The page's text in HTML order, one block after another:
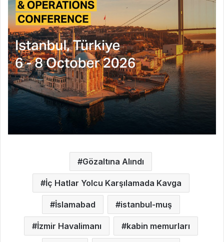
Gözaltına Alındı
İç Hatlar Yolcu Karşılamada Kavga
İslamabad istanbul-muş
İzmir Havalimanı kabin memurları